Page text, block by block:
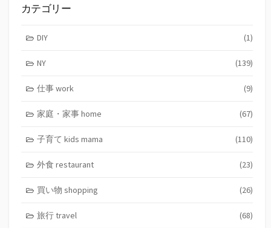
カテゴリー
DIY (1)
NY (139)
仕事 work (9)
家庭・家事 home (67)
子育て kids mama (110)
外食 restaurant (23)
買い物 shopping (26)
旅行 travel (68)